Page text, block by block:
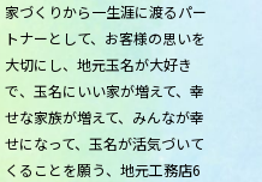
家づくりから一生涯に渡るパー
トナーとして、お客様の思いを
大切にし、地元玉名が大好き
で、玉名にいい家が増えて、幸
せな家族が増えて、みんなが幸
せになって、玉名が活気づいて
くることを願う、地元工務店6